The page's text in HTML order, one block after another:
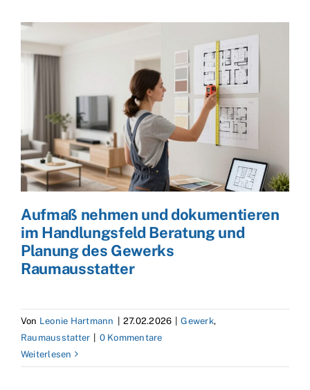
Aufmaß nehmen und dokumentieren
im Handlungsfeld Beratung und
Planung des Gewerks
Raumausstatter
Von Leonie Hartmann | 27.02.2026 | Gewerk,
Raumausstatter | 0 Kommentare
Weiterlesen